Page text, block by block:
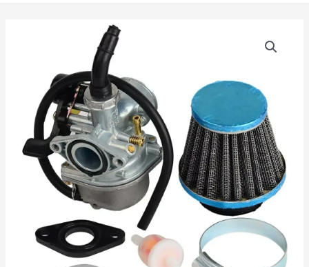
Manuel
Choker
35mm
Luftfilter